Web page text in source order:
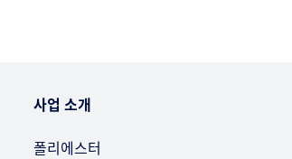
사업 소개
폴리에스터